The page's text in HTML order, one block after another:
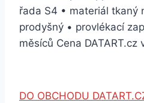
řada S4 • materiál tkaný
prodyšný • provlékací
měsíců Cena DATART.cz
DO OBCHODU